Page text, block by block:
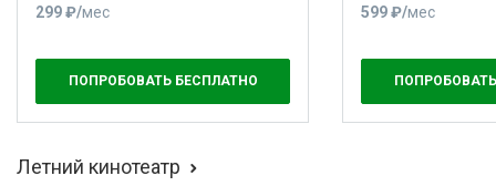
299 ₽⁠/⁠мес
ПОПРОБОВАТЬ БЕСПЛАТНО
599 ₽⁠/⁠мес
Летний кинотеатр